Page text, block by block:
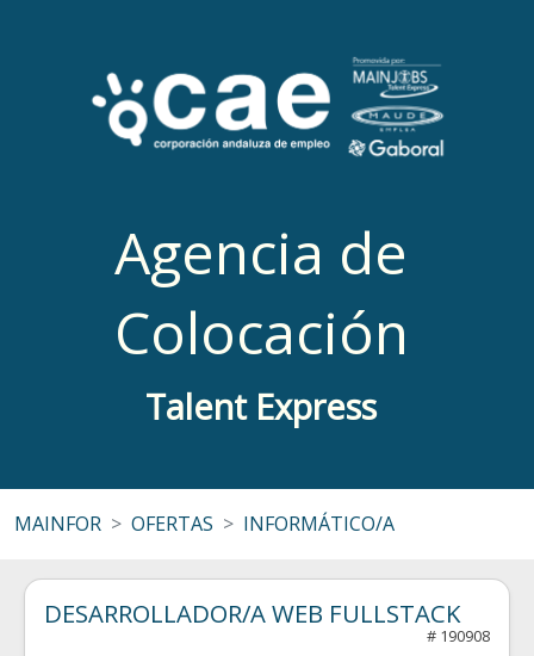
Agencia de
Colocación
Talent Express
MAINFOR OFERTAS INFORMÁTICO/A
DESARROLLADOR/A WEB FULLSTACK
# 190908